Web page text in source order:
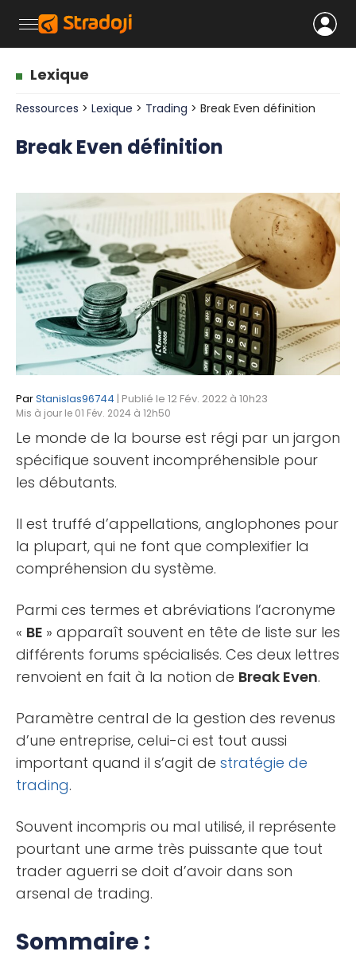
Lexique
Ressources > Lexique > Trading > Break Even définition
Break Even définition
ParStanislas96744 | Publié le 12 Fév. 2022 à 10h23
Mis à jour le 01 Fév. 2024 à 12h50
Le monde de la bourse est régi par un jargon
spécifique souvent incompréhensible pour
les débutants.
Il est truffé d’appellations, anglophones pour
la plupart, qui ne font que complexifier la
compréhension du système.
Parmi ces termes et abréviations l’acronyme
« BE » apparaît souvent en tête de liste sur les
différents forums spécialisés. Ces deux lettres
renvoient en fait à la notion de Break Even.
Paramètre central de la gestion des revenus
d’une entreprise, celui-ci est tout aussi
important quand il s’agit de stratégie de
trading.
Souvent incompris ou mal utilisé, il représente
pourtant une arme très puissante que tout
trader aguerri se doit d’avoir dans son
arsenal de trading.
Sommaire :